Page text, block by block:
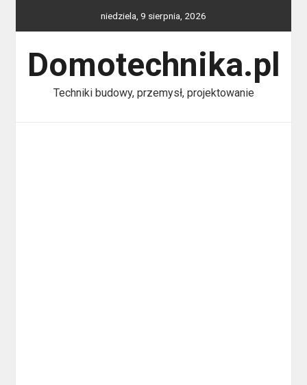
niedziela, 9 sierpnia, 2026
Domotechnika.pl
Techniki budowy, przemysł, projektowanie